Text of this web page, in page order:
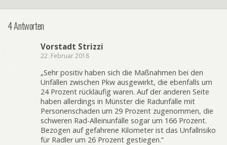
4 Antworten
Vorstadt Strizzi
22. Februar 2018
„Sehr positiv haben sich die Maßnahmen bei den
Unfällen zwischen Pkw ausgewirkt, die ebenfalls um
24 Prozent rückläufig waren. Auf der anderen Seite
haben allerdings in Münster die Radunfälle mit
Personenschaden um 29 Prozent zugenommen, die
schweren Rad-Alleinunfälle sogar um 166 Prozent.
Bezogen auf gefahrene Kilometer ist das Unfallrisiko
für Radler um 26 Prozent gestiegen.“